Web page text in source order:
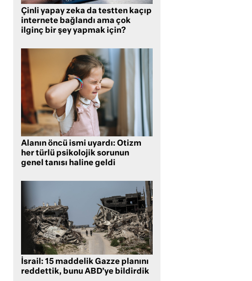
Çinli yapay zeka da testten kaçıp
internete bağlandı ama çok
ilginç bir şey yapmak için?
Alanın öncü ismi uyardı: Otizm
her türlü psikolojik sorunun
genel tanısı haline geldi
İsrail: 15 maddelik Gazze planını
reddettik, bunu ABD’ye bildirdik